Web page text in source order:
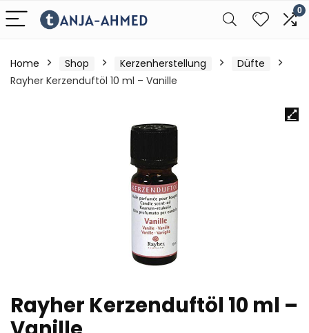
0
Home Shop Kerzenherstellung
Düfte
Rayher Kerzenduftöl 10 ml – Vanille
Rayher Kerzenduftöl 10 ml –